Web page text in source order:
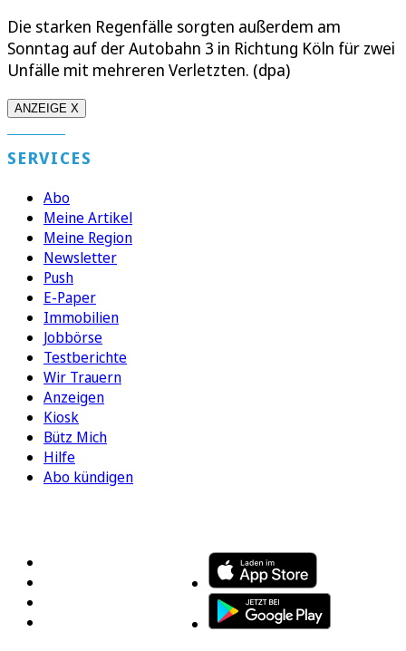
Die starken Regenfälle sorgten außerdem am
Sonntag auf der Autobahn 3 in Richtung Köln für zwei
Unfälle mit mehreren Verletzten. (dpa)
ANZEIGE X
SERVICES
Abo
Meine Artikel
Meine Region
Newsletter
Push
E-Paper
Immobilien
Jobbörse
Testberichte
Wir Trauern
Anzeigen
Kiosk
Bütz Mich
Hilfe
Abo kündigen